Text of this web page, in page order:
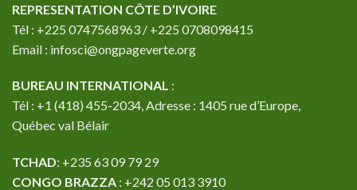
REPRESENTATION CÔTE D’IVOIRE
Tél : +225 0747568963 / +225 0708098415
Email : infosci@ongpageverte.org
BUREAU INTERNATIONAL :
Tél : +1 (418) 455-2034, Adresse : 1405 rue d’Europe,
Québec val Bélair
TCHAD: +235 63 09 79 29
CONGO BRAZZA : +242 05 013 3910